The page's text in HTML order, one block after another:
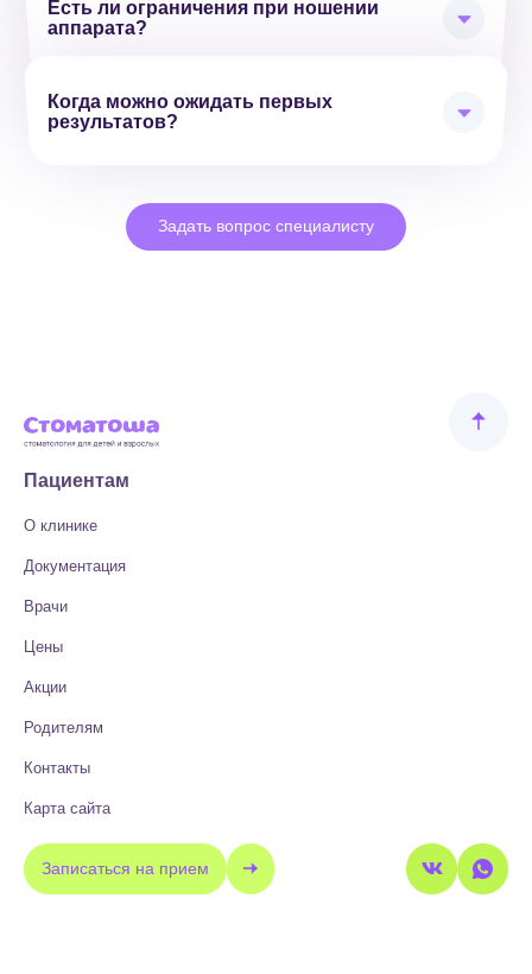
Есть ли ограничения при ношении
аппарата?
Когда можно ожидать первых
результатов?
Задать вопрос специалисту
Пациентам
О клинике
Документация
Врачи
Цены
Акции
Родителям
Контакты
Карта сайта
Записаться на прием